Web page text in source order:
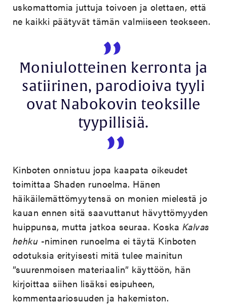
uskomattomia juttuja toivoen ja olettaen, että
ne kaikki päätyvät tämän valmiiseen teokseen.
Moniulotteinen kerronta ja
satiirinen, parodioiva tyyli
ovat Nabokovin teoksille
tyypillisiä.
Kinboten onnistuu jopa kaapata oikeudet
toimittaa Shaden runoelma. Hänen
häikäilemättömyytensä on monien mielestä jo
kauan ennen sitä saavuttanut hävyttömyyden
huippunsa, mutta jatkoa seuraa. Koska Kalvas
hehku -niminen runoelma ei täytä Kinboten
odotuksia erityisesti mitä tulee mainitun
”suurenmoisen materiaalin” käyttöön, hän
kirjoittaa siihen lisäksi esipuheen,
kommentaariosuuden ja hakemiston.